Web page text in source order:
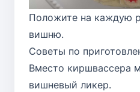
Положите на каждую
вишню.
Советы по
Вместо киршвассера
вишневый ликер.